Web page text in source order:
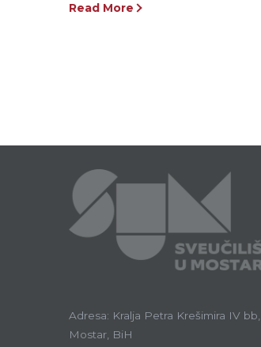
Read More
Adresa: Kralja Petra Krešimira IV bb,
Mostar, BiH